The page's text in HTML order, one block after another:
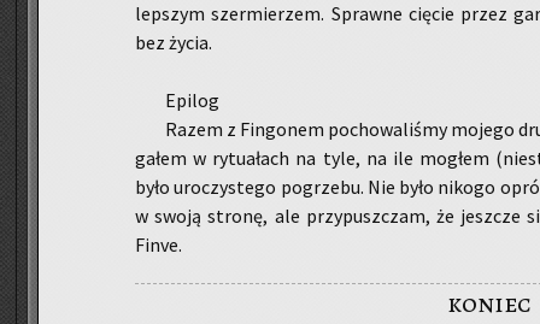
lep­szym szer­mie­rzem. Spraw­ne cię­cie przez
bez życia.
Epi­log
Razem z Fin­go­nem po­cho­wa­li­śmy mo­je­go
ga­łem w ry­tu­ałach na tyle, na ile mo­głem
było uro­czy­ste­go po­grze­bu. Nie było ni­ko­go
w swoją stro­nę, ale przy­pusz­czam, że jesz­cze
Finve.
koniec